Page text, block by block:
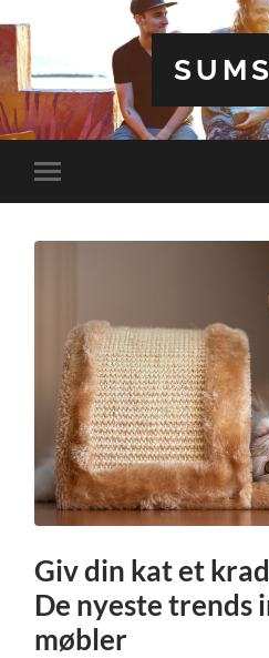
Toggle
mobile
Giv din kat et
De nyeste trends
møbler